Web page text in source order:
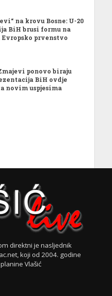
na krovu Bosne: U-20
BiH brusi formu na
prvenstvo
ponovo biraju
BiH ovdje
novim uspjesima
direktni je nasljednik
koji od 2004. godine
Vlašić